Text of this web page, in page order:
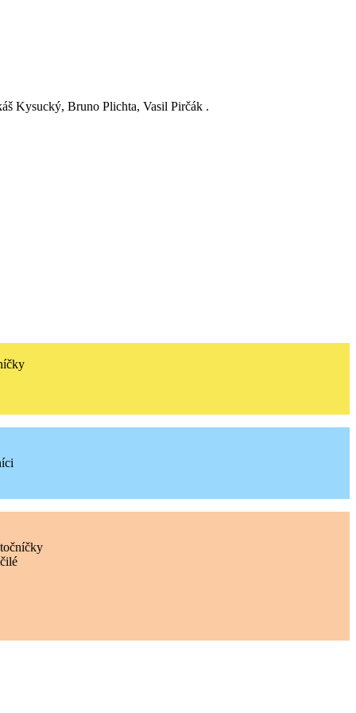
Kysucký, Bruno Plichta, Vasil Pirčák .